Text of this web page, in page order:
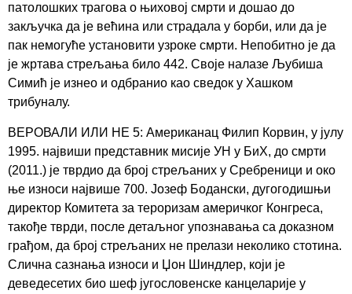
патолошких трагова о њиховој смрти и дошао до
закључка да је већина или страдала у борби, или да је
пак немогуће установити узроке смрти. Непобитно је да
је жртава стрељања било 442. Своје налазе Љубиша
Симић је изнео и одбранио као сведок у Хашком
трибуналу.
ВЕРОВАЛИ ИЛИ НЕ 5: Американац Филип Корвин, у јулу
1995. највиши представник мисије УН у БиХ, до смрти
(2011.) је тврдио да број стрељаних у Сребреници и око
ње износи највише 700. Јозеф Бодански, дугогодишњи
директор Комитета за тероризам америчког Конгреса,
такође тврди, после детаљног упознавања са доказном
грађом, да број стрељаних не прелази неколико стотина.
Слична сазнања износи и Џон Шиндлер, који је
деведесетих био шеф југословенске канцеларије у